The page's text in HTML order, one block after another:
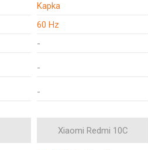
Kapka
60 Hz
-
-
-
Xiaomi Redmi 10C